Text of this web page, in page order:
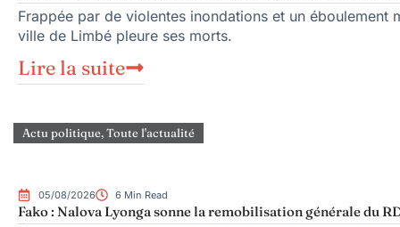
Frappée par de violentes inondations et un
ville de Limbé pleure ses morts.
Lire la suite
Actu politique,Toute l'actualité
05/08/2026 6 Min Read
Fako : Nalova Lyonga sonne la remobilisation générale du